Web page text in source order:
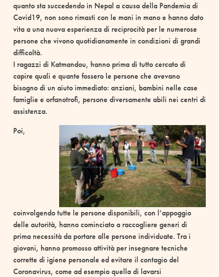
quanto sta succedendo in Nepal a causa della Pandemia di
Covid19, non sono rimasti con le mani in mano e hanno dato
vita a una nuova esperienza di reciprocità per le numerose
persone che vivono quotidianamente in condizioni di grandi
difficoltà.
I ragazzi di Katmandou, hanno prima di tutto cercato di
capire quali e quante fossero le persone che avevano
bisogno di un aiuto immediato: anziani, bambini nelle case
famiglie e orfanotrofi, persone diversamente abili nei centri di
assistenza.
Poi,
coinvolgendo tutte le persone disponibili, con l’appoggio
delle autorità, hanno cominciato a raccogliere generi di
prima necessità da portare alle persone individuate. Tra i
giovani, hanno promosso attività per insegnare tecniche
corrette di igiene personale ed evitare il contagio del
Coronavirus, come ad esempio quella di lavarsi